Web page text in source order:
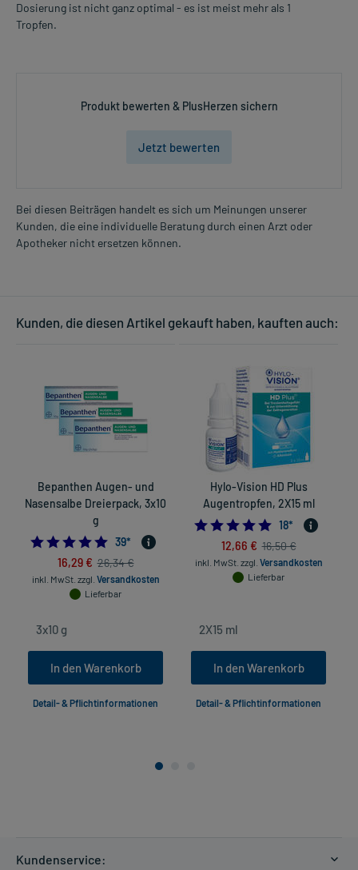
Dosierung ist nicht ganz optimal - es ist meist mehr als 1
Tropfen.
Produkt bewerten & PlusHerzen sichern
Jetzt bewerten
Bei diesen Beiträgen handelt es sich um Meinungen unserer
Kunden, die eine individuelle Beratung durch einen Arzt oder
Apotheker nicht ersetzen können.
Kunden, die diesen Artikel gekauft haben, kauften auch:
Bepanthen Augen- und
Nasensalbe Dreierpack, 3x10
g
4.9743589743589745
39*
16,29 € 26,34 €
inkl. MwSt. zzgl. Versandkosten
Lieferbar
In den Warenkorb
Detail- & Pflichtinformationen
Hylo-Vision HD Plus
Augentropfen, 2X15 ml
18*
12,66 € 16,50 €
inkl. MwSt. zzgl. Versandkosten
Lieferbar
In den Warenkorb
Detail- & Pflichtinformationen
Kundenservice: